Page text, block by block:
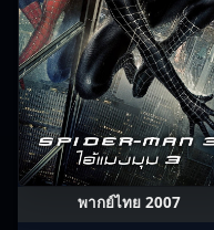
พากย์ไทย 2007